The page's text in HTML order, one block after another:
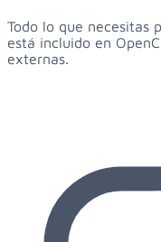
Todo lo que necesitas
está incluido en
externas.